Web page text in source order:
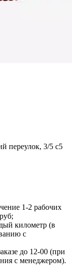
переулок, 3/5 с5
1-2 рабочих
километр (в
с
до 12-00 (при
с менеджером).